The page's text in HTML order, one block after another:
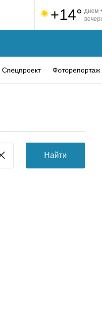
+14° днем
Спецпроект Фоторепортаж
Найти